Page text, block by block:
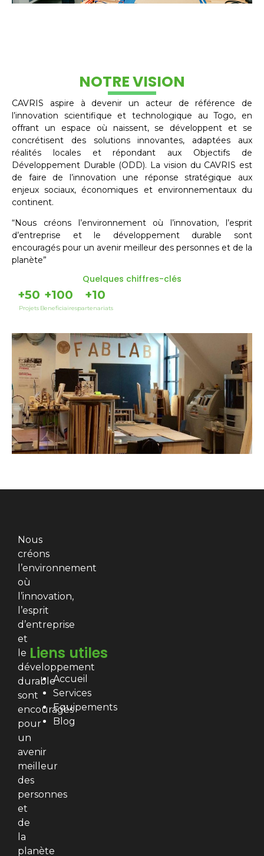
NOTRE VISION
CAVRIS aspire à devenir un acteur de référence de
l’innovation scientifique et technologique au Togo, en
offrant un espace où naissent, se développent et se
concrétisent des solutions innovantes, adaptées aux
réalités locales et répondant aux Objectifs de
Développement Durable (ODD). La vision du CAVRIS est
de faire de l’innovation une réponse stratégique aux
enjeux sociaux, économiques et environnementaux du
continent.
“Nous créons l’environnement où l’innovation, l’esprit
d’entreprise et le développement durable sont
encouragés pour un avenir meilleur des personnes et de la
planète”
Quelques chiffres-clés
Projets
+50
Beneficiaires
+100
partenariats
+10
Nous
créons
l’environnement
où
l’innovation,
l’esprit
d’entreprise
et
le
développement
durable
sont
encouragés
pour
un
avenir
meilleur
des
personnes
et
de
la
planète
Liens utiles
Accueil
Services
Equipements
Blog